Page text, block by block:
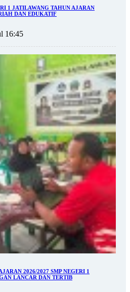
1 JATILAWANG TAHUN AJARAN
DAN EDUKATIF
16:45
2026/2027 SMP NEGERI 1
LANCAR DAN TERTIB